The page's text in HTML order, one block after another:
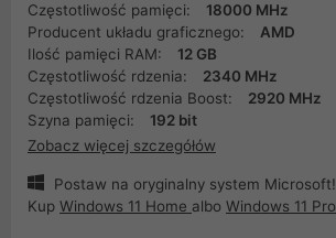
Częstotliwość pamięci:
18000 MHz
Producent układu graficznego:
AMD
Ilość pamięci RAM:
12 GB
Częstotliwość rdzenia:
2340 MHz
Częstotliwość rdzenia Boost:
2920 MHz
Szyna pamięci:
192 bit
Zobacz więcej szczegółów
Postaw na oryginalny system Microsoft!
Kup Windows 11 Home albo Windows 11 Pro